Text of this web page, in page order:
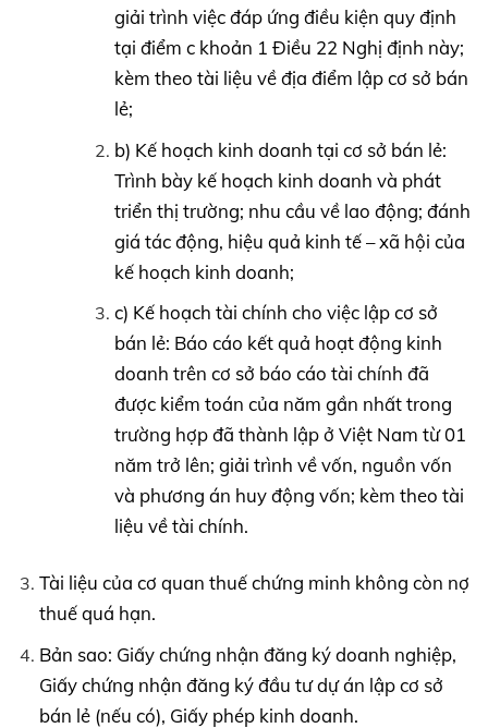
giải trình việc đáp ứng điều kiện quy định
tại điểm c khoản 1 Điều 22 Nghị định này;
kèm theo tài liệu về địa điểm lập cơ sở bán
lẻ;
b) Kế hoạch kinh doanh tại cơ sở bán lẻ:
Trình bày kế hoạch kinh doanh và phát
triển thị trường; nhu cầu về lao động; đánh
giá tác động, hiệu quả kinh tế – xã hội của
kế hoạch kinh doanh;
c) Kế hoạch tài chính cho việc lập cơ sở
bán lẻ: Báo cáo kết quả hoạt động kinh
doanh trên cơ sở báo cáo tài chính đã
được kiểm toán của năm gần nhất trong
trường hợp đã thành lập ở Việt Nam từ 01
năm trở lên; giải trình về vốn, nguồn vốn
và phương án huy động vốn; kèm theo tài
liệu về tài chính.
Tài liệu của cơ quan thuế chứng minh không còn nợ
thuế quá hạn.
Bản sao: Giấy chứng nhận đăng ký doanh nghiệp,
Giấy chứng nhận đăng ký đầu tư dự án lập cơ sở
bán lẻ (nếu có), Giấy phép kinh doanh.